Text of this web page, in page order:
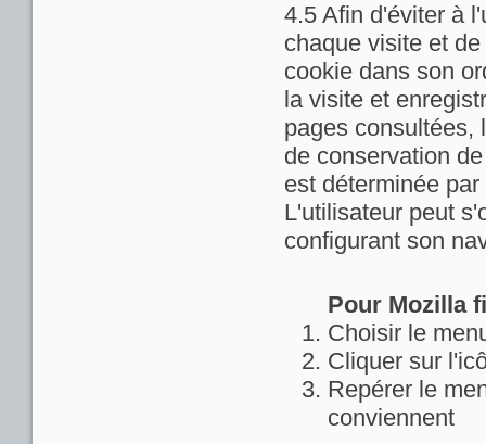
4.5 Afin d'éviter à
chaque visite et
cookie dans son
la visite et
pages consultées,
de conservation
est déterminée
L'utilisateur peut
configurant son
Pour Mozilla
Choisir le
Cliquer sur
Repérer le
conviennent